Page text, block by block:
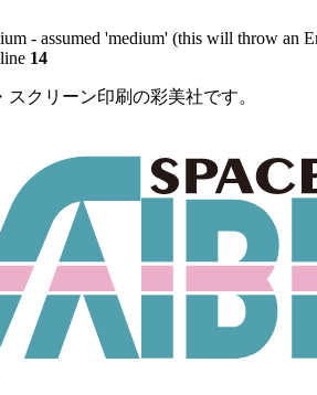
- assumed 'medium' (this will throw an
14
クリーン印刷の彩美社です。